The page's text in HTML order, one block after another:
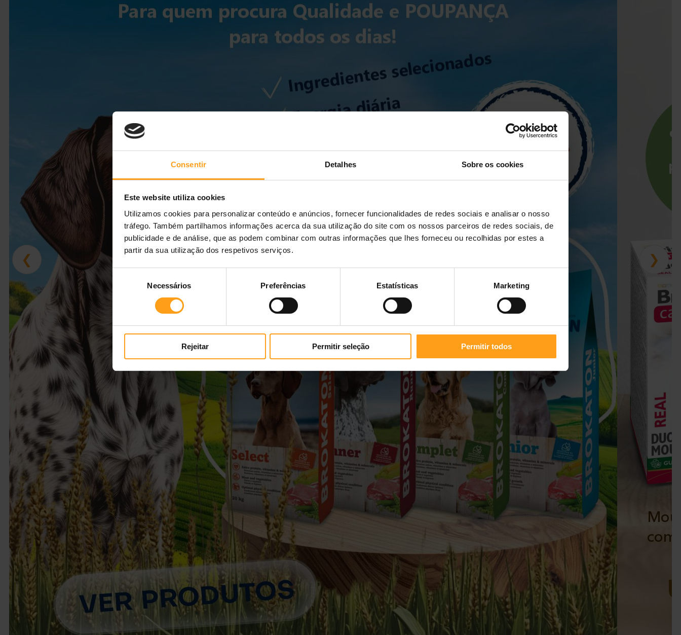
Consentir Detalhes Sobre os cookies
Este website utiliza cookies
Utilizamos cookies para personalizar conteúdo e anúncios, fornecer funcionalidades de redes sociais e analisar o nosso
tráfego. Também partilhamos informações acerca da sua utilização do site com os nossos parceiros de redes sociais, de
publicidade e de análise, que as podem combinar com outras informações que lhes forneceu ou recolhidas por estes a
partir da sua utilização dos respetivos serviços.
consentimento
Necessários Preferências Estatísticas Marketing
Rejeitar Permitir seleção Permitir todos
❮ ❯